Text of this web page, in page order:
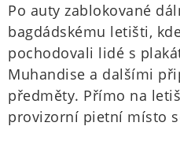
Po auty zablokované
bagdádskému letišti,
pochodovali lidé s
Muhandise a dalšími
předměty. Přímo na
provizorní pietní místo